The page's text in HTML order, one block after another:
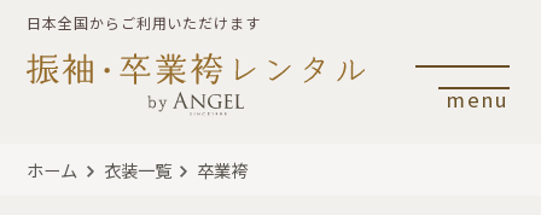
日本全国からご利用いただけます
menu
ホーム 衣装一覧 卒業袴